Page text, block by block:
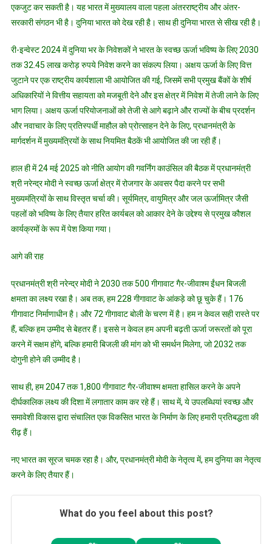
एकजुट कर सकती है। यह भारत में मुख्यालय वाला पहला अंतरराष्ट्रीय और अंतर-
सरकारी संगठन भी है। दुनिया भारत को देख रही है। साथ ही दुनिया भारत से सीख रही है।
री-इन्वेस्ट 2024 में दुनिया भर के निवेशकों ने भारत के स्वच्छ ऊर्जा भविष्य के लिए 2030
तक 32.45 लाख करोड़ रुपये निवेश करने का संकल्प लिया। अक्षय ऊर्जा के लिए वित्त
जुटाने पर एक राष्ट्रीय कार्यशाला भी आयोजित की गई, जिसमें सभी प्रमुख बैंकों के शीर्ष
अधिकारियों ने वित्तीय सहायता को मजबूती देने और इस क्षेत्र में निवेश में तेजी लाने के लिए
भाग लिया। अक्षय ऊर्जा परियोजनाओं को तेजी से आगे बढ़ाने और राज्यों के बीच प्रदर्शन
और नवाचार के लिए प्रतिस्पर्धी माहौल को प्रोत्साहन देने के लिए, प्रधानमंत्री के
मार्गदर्शन में मुख्यमंत्रियों के साथ नियमित बैठकें भी आयोजित की जा रही हैं।
हाल ही में 24 मई 2025 को नीति आयोग की गवर्निंग काउंसिल की बैठक में प्रधानमंत्री
श्री नरेन्द्र मोदी ने स्वच्छ ऊर्जा क्षेत्र में रोजगार के अवसर पैदा करने पर सभी
मुख्यमंत्रियों के साथ विस्तृत चर्चा की। सूर्यमित्र, वायुमित्र और जल ऊर्जामित्र जैसी
पहलों को भविष्य के लिए तैयार हरित कार्यबल को आकार देने के उद्देश्य से प्रमुख कौशल
कार्यक्रमों के रूप में पेश किया गया।
आगे की राह
प्रधानमंत्री श्री नरेन्द्र मोदी ने 2030 तक 500 गीगावाट गैर-जीवाश्म ईंधन बिजली
क्षमता का लक्ष्य रखा है। अब तक, हम 228 गीगावाट के आंकड़े को छू चुके हैं। 176
गीगावाट निर्माणाधीन है। और 72 गीगावाट बोली के चरण में है। हम न केवल सही रास्ते पर
हैं, बल्कि हम उम्मीद से बेहतर हैं। इससे न केवल हम अपनी बढ़ती ऊर्जा जरूरतों को पूरा
करने में सक्षम होंगे, बल्कि हमारी बिजली की मांग को भी समर्थन मिलेगा, जो 2032 तक
दोगुनी होने की उम्मीद है।
साथ ही, हम 2047 तक 1,800 गीगावाट गैर-जीवाश्म क्षमता हासिल करने के अपने
दीर्घकालिक लक्ष्य की दिशा में लगातार काम कर रहे हैं। साथ में, ये उपलब्धियां स्वच्छ और
समावेशी विकास द्वारा संचालित एक विकसित भारत के निर्माण के लिए हमारी प्रतिबद्धता की
रीढ़ हैं।
नए भारत का सूरज चमक रहा है। और, प्रधानमंत्री मोदी के नेतृत्व में, हम दुनिया का नेतृत्व
करने के लिए तैयार हैं।
What do you feel about this post?